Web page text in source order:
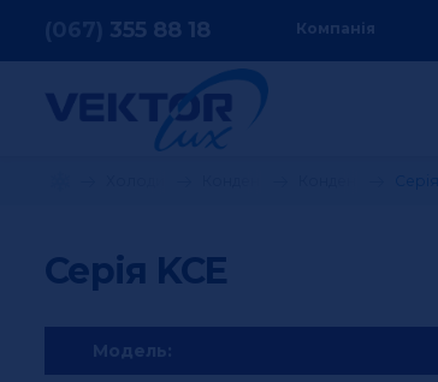
355 88 18 Компанія
Серія KCE